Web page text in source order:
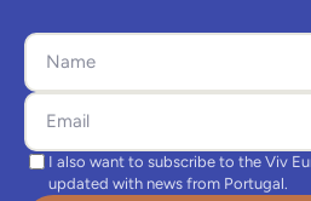
I also want to subscribe to the Viv
updated with news from Portugal.